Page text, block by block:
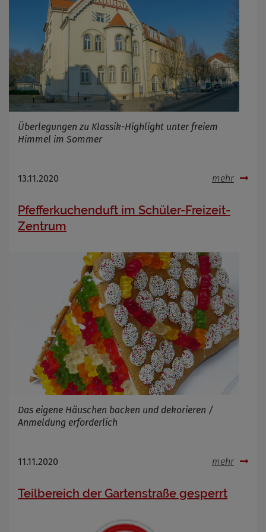
Überlegungen zu Klassik-Highlight unter freiem
Himmel im Sommer
13.11.2020 mehr
Pfefferkuchenduft im Schüler-Freizeit-
Zentrum
Das eigene Häuschen backen und dekorieren /
Anmeldung erforderlich
11.11.2020 mehr
Teilbereich der Gartenstraße gesperrt
Infos schließen